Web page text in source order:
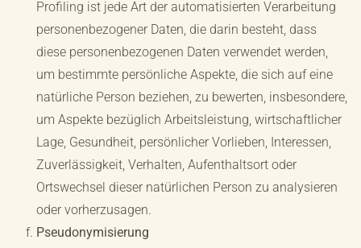
Profiling ist jede Art der automatisierten Verarbeitung
personenbezogener Daten, die darin besteht, dass
diese personenbezogenen Daten verwendet werden,
um bestimmte persönliche Aspekte, die sich auf eine
natürliche Person beziehen, zu bewerten, insbesondere,
um Aspekte bezüglich Arbeitsleistung, wirtschaftlicher
Lage, Gesundheit, persönlicher Vorlieben, Interessen,
Zuverlässigkeit, Verhalten, Aufenthaltsort oder
Ortswechsel dieser natürlichen Person zu analysieren
oder vorherzusagen.
Pseudonymisierung